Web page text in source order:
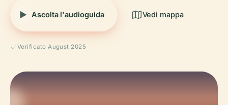
Ascolta l'audioguida Vedi mappa
Verificato August 2025